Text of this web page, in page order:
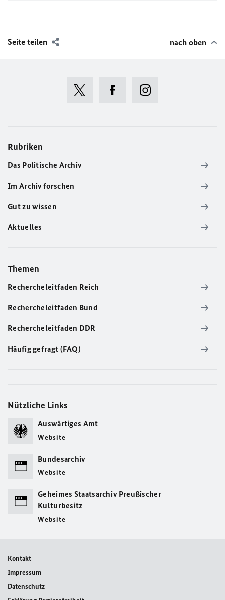
Seite teilen nach oben
Rubriken
Das Politische Archiv
Im Archiv forschen
Gut zu wissen
Aktuelles
Themen
Rechercheleitfaden Reich
Rechercheleitfaden Bund
Rechercheleitfaden DDR
Häufig gefragt (FAQ)
Nützliche Links
Auswärtiges Amt
Website
Bundesarchiv
Website
Geheimes Staatsarchiv Preußischer
Kulturbesitz
Website
Kontakt
Impressum
Datenschutz